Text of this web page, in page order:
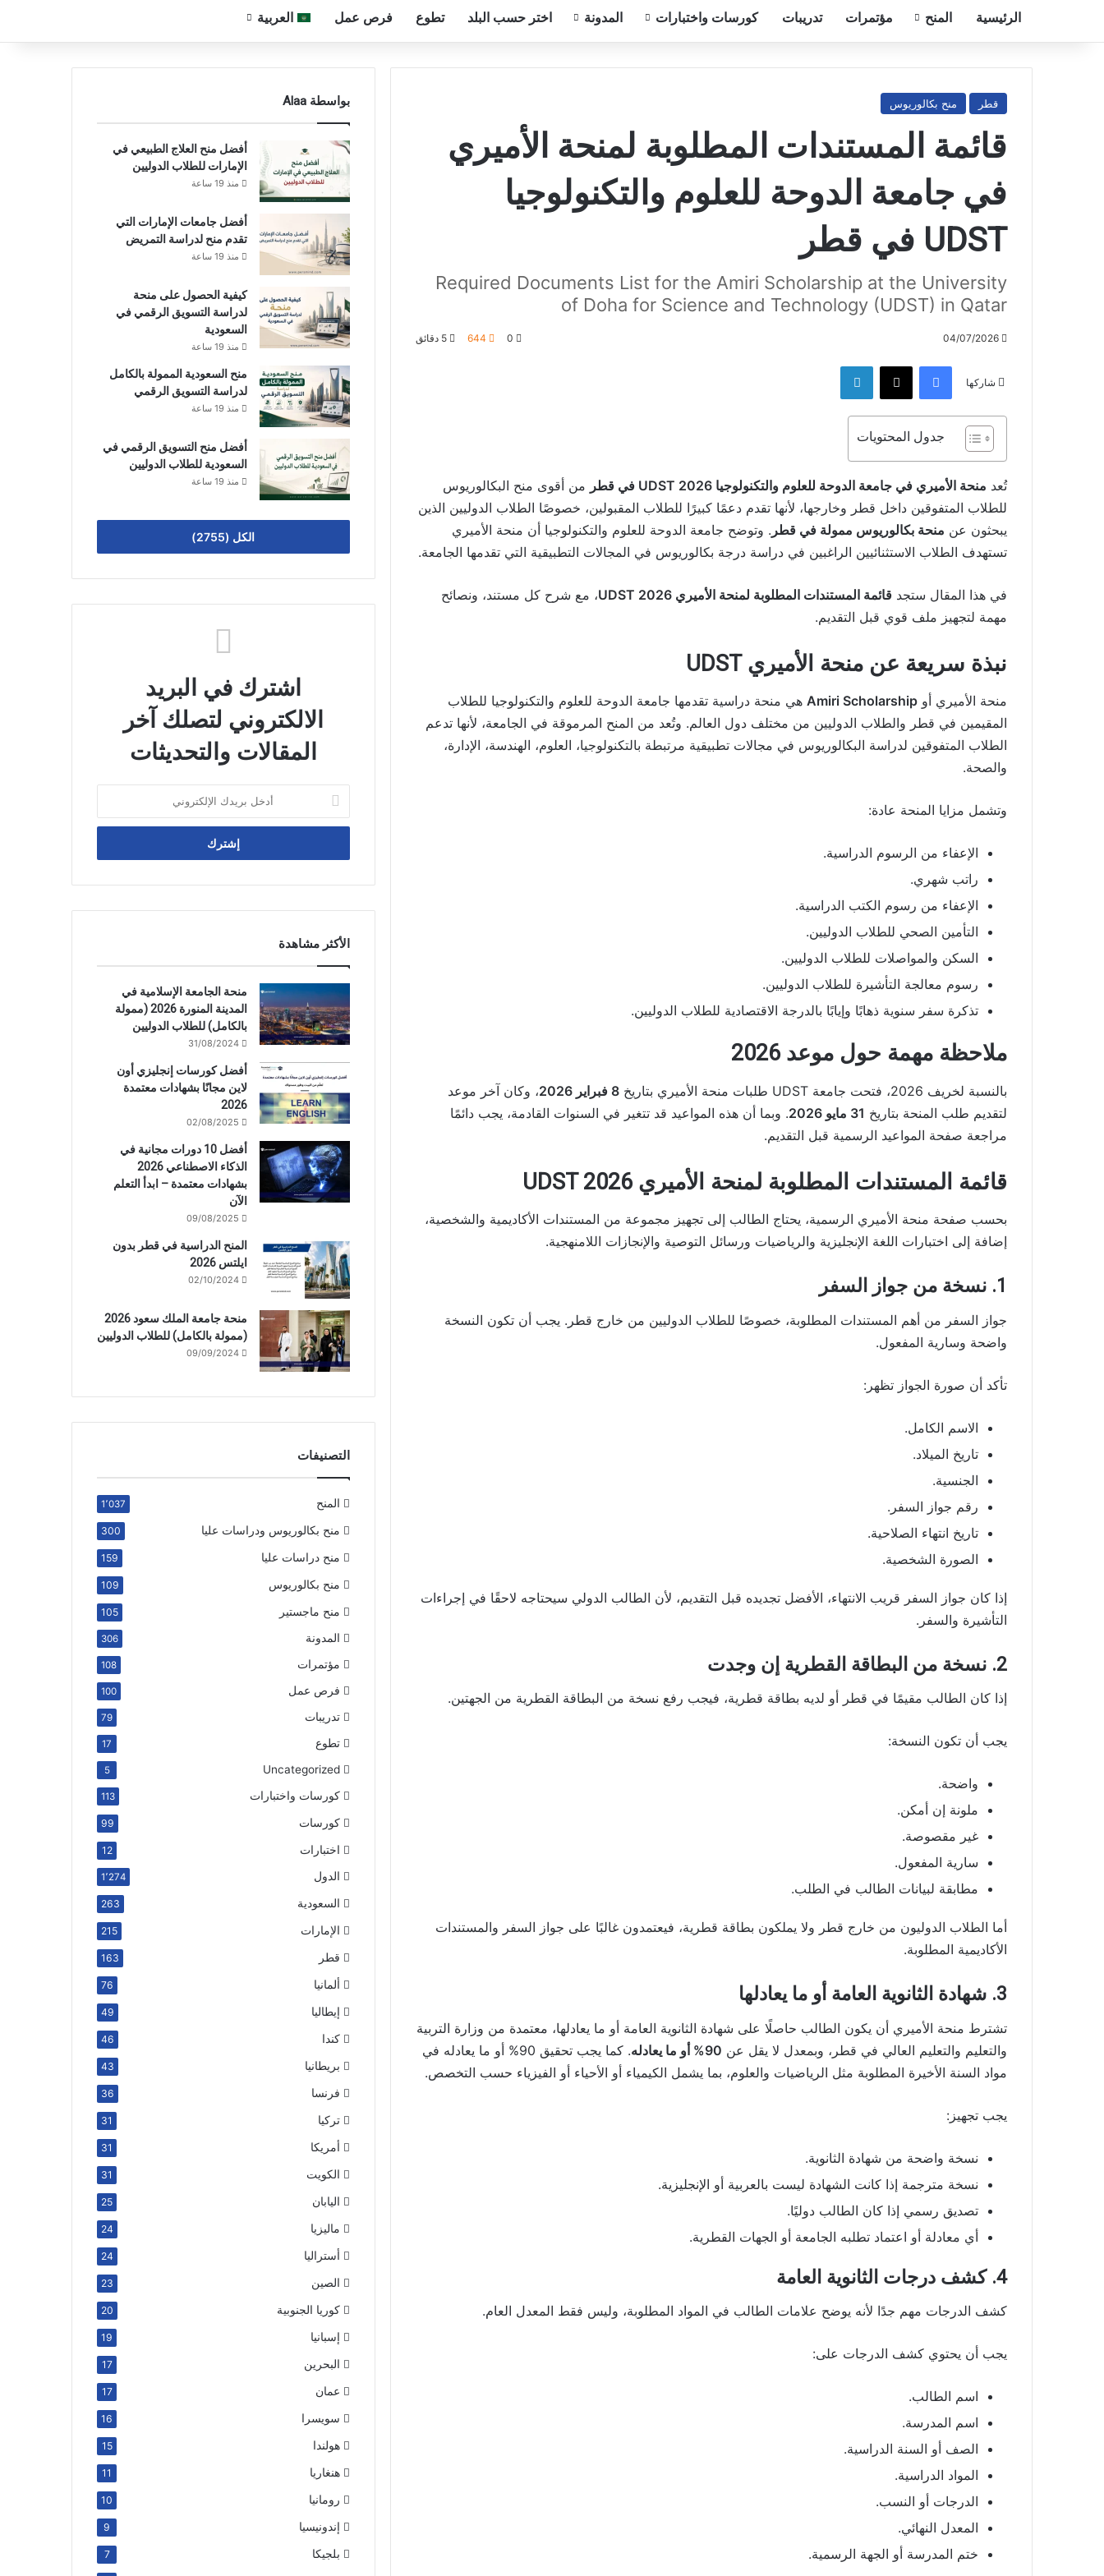
الرئيسية المنح مؤتمرات تدريبات كورسات واختبارات المدونة اختر حسب البلد تطوع فرص عمل العربية
قطر منح بكالوريوس
قائمة المستندات المطلوبة لمنحة الأميري
في جامعة الدوحة للعلوم والتكنولوجيا
UDST في قطر
Required Documents List for the Amiri Scholarship at the University
of Doha for Science and Technology (UDST) in Qatar
04/07/2026
0
644
شاركها
فيسبوك ‫X لينكدإن
جدول المحتويات
تُعد منحة الأميري في جامعة الدوحة للعلوم والتكنولوجيا 2026 UDST في قطر
من أقوى منح البكالوريوس
للطلاب المتفوقين داخل قطر وخارجها، لأنها تقدم دعمًا كبيرًا للطلاب المقبولين، خصوصًا الطلاب الدوليين الذين
يبحثون عن منحة بكالوريوس ممولة في قطر . وتوضح جامعة الدوحة للعلوم والتكنولوجيا أن منحة الأميري
تستهدف الطلاب الاستثنائيين الراغبين في دراسة درجة بكالوريوس في المجالات التطبيقية التي تقدمها الجامعة.
في هذا المقال ستجد قائمة المستندات المطلوبة لمنحة الأميري UDST 2026
، مع شرح كل مستند، ونصائح
مهمة لتجهيز ملف قوي قبل التقديم.
نبذة سريعة عن منحة الأميري UDST
منحة الأميري أو Amiri Scholarship هي منحة دراسية تقدمها جامعة الدوحة للعلوم والتكنولوجيا للطلاب
المقيمين في قطر والطلاب الدوليين من مختلف دول العالم. وتُعد من المنح المرموقة في الجامعة، لأنها تدعم
الطلاب المتفوقين لدراسة البكالوريوس في مجالات تطبيقية مرتبطة بالتكنولوجيا، العلوم، الهندسة، الإدارة،
والصحة.
وتشمل مزايا المنحة عادة:
الإعفاء من الرسوم الدراسية.
راتب شهري.
الإعفاء من رسوم الكتب الدراسية.
التأمين الصحي للطلاب الدوليين.
السكن والمواصلات للطلاب الدوليين.
رسوم معالجة التأشيرة للطلاب الدوليين.
تذكرة سفر سنوية ذهابًا وإيابًا بالدرجة الاقتصادية للطلاب الدوليين.
ملاحظة مهمة حول موعد 2026
بالنسبة لخريف 2026، فتحت جامعة UDST طلبات منحة الأميري بتاريخ 8 فبراير 2026
، وكان آخر موعد
لتقديم طلب المنحة بتاريخ 31 مايو 2026
. وبما أن هذه المواعيد قد تتغير في السنوات القادمة، يجب دائمًا
مراجعة صفحة المواعيد الرسمية قبل التقديم.
قائمة المستندات المطلوبة لمنحة الأميري UDST 2026
بحسب صفحة منحة الأميري الرسمية، يحتاج الطالب إلى تجهيز مجموعة من المستندات الأكاديمية والشخصية،
إضافة إلى اختبارات اللغة الإنجليزية والرياضيات ورسائل التوصية والإنجازات اللامنهجية.
1. نسخة من جواز السفر
جواز السفر من أهم المستندات المطلوبة، خصوصًا للطلاب الدوليين من خارج قطر. يجب أن تكون النسخة
واضحة وسارية المفعول.
تأكد أن صورة الجواز تظهر:
الاسم الكامل.
تاريخ الميلاد.
الجنسية.
رقم جواز السفر.
تاريخ انتهاء الصلاحية.
الصورة الشخصية.
إذا كان جواز السفر قريب الانتهاء، الأفضل تجديده قبل التقديم، لأن الطالب الدولي سيحتاجه لاحقًا في إجراءات
التأشيرة والسفر.
2. نسخة من البطاقة القطرية إن وجدت
إذا كان الطالب مقيمًا في قطر أو لديه بطاقة قطرية، فيجب رفع نسخة من البطاقة القطرية من الجهتين.
يجب أن تكون النسخة:
واضحة.
ملونة إن أمكن.
غير مقصوصة.
سارية المفعول.
مطابقة لبيانات الطالب في الطلب.
أما الطلاب الدوليون من خارج قطر ولا يملكون بطاقة قطرية، فيعتمدون غالبًا على جواز السفر والمستندات
الأكاديمية المطلوبة.
3. شهادة الثانوية العامة أو ما يعادلها
تشترط منحة الأميري أن يكون الطالب حاصلًا على شهادة الثانوية العامة أو ما يعادلها، معتمدة من وزارة التربية
والتعليم والتعليم العالي في قطر، وبمعدل لا يقل عن 90% أو ما يعادله
. كما يجب تحقيق 90% أو ما يعادله في
مواد السنة الأخيرة المطلوبة مثل الرياضيات والعلوم، بما يشمل الكيمياء أو الأحياء أو الفيزياء حسب التخصص.
يجب تجهيز:
نسخة واضحة من شهادة الثانوية.
نسخة مترجمة إذا كانت الشهادة ليست بالعربية أو الإنجليزية.
تصديق رسمي إذا كان الطالب دوليًا.
أي معادلة أو اعتماد تطلبه الجامعة أو الجهات القطرية.
4. كشف درجات الثانوية العامة
كشف الدرجات مهم جدًا لأنه يوضح علامات الطالب في المواد المطلوبة، وليس فقط المعدل العام.
يجب أن يحتوي كشف الدرجات على:
اسم الطالب.
اسم المدرسة.
الصف أو السنة الدراسية.
المواد الدراسية.
الدرجات أو النسب.
المعدل النهائي.
ختم المدرسة أو الجهة الرسمية.
بواسطة Alaa
أفضل منح العلاج الطبيعي في
الإمارات للطلاب الدوليين
منذ 19 ساعة
أفضل جامعات الإمارات التي
تقدم منح لدراسة التمريض
منذ 19 ساعة
كيفية الحصول على منحة
لدراسة التسويق الرقمي في
السعودية
منذ 19 ساعة
منح السعودية الممولة بالكامل
لدراسة التسويق الرقمي
منذ 19 ساعة
أفضل منح التسويق الرقمي في
السعودية للطلاب الدوليين
منذ 19 ساعة
الكل (2755)
اشترك في البريد
الالكتروني لتصلك آخر
المقالات والتحديثات
بريدك
الإلكتروني
الأكثر مشاهدة
منحة الجامعة الإسلامية في
المدينة المنورة 2026 (ممولة
بالكامل) للطلاب الدوليين
31/08/2024
أفضل كورسات إنجليزي أون
لاين مجانًا بشهادات معتمدة
2026
02/08/2025
أفضل 10 دورات مجانية في
الذكاء الاصطناعي 2026
بشهادات معتمدة – ابدأ التعلم
الآن
09/08/2025
المنح الدراسية في قطر بدون
ايلتس 2026
02/10/2024
منحة جامعة الملك سعود 2026
(ممولة بالكامل) للطلاب الدوليين
09/09/2024
التصنيفات
المنح 1٬037
منح بكالوريوس ودراسات عليا 300
منح دراسات عليا 159
منح بكالوريوس 109
منح ماجستير 105
المدونة 306
مؤتمرات 108
فرص عمل 100
تدريبات 79
تطوع 17
Uncategorized
5
كورسات واختبارات 113
كورسات 99
اختبارات 12
الدول 1٬274
السعودية 263
الإمارات 215
قطر 163
ألمانيا 76
إيطاليا 49
كندا 46
بريطانيا 43
فرنسا 36
تركيا 31
أمريكا 31
الكويت 31
اليابان 25
ماليزيا 24
أستراليا 24
الصين 23
كوريا الجنوبية 20
إسبانيا 19
البحرين 17
عمان 17
سويسرا 16
هولندا 15
هنغاريا 11
رومانيا 10
إندونيسيا 9
بلجيكا 7